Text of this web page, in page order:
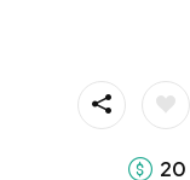
20